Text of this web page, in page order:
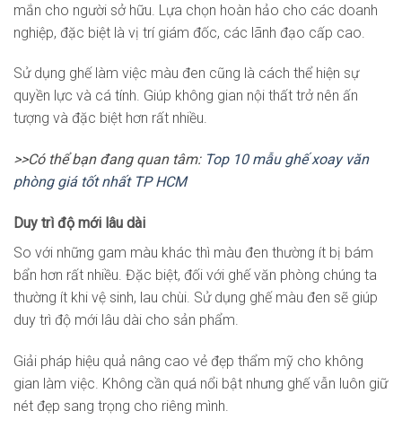
mắn cho người sở hữu. Lựa chọn hoàn hảo cho các doanh
nghiệp, đặc biệt là vị trí giám đốc, các lãnh đạo cấp cao.
Sử dụng ghế làm việc màu đen cũng là cách thể hiện sự
quyền lực và cá tính. Giúp không gian nội thất trở nên ấn
tượng và đặc biệt hơn rất nhiều.
>>Có thể bạn đang quan tâm: Top 10 mẫu ghế xoay văn
phòng giá tốt nhất TP HCM
Duy trì độ mới lâu dài
So với những gam màu khác thì màu đen thường ít bị bám
bẩn hơn rất nhiều. Đặc biệt, đối với ghế văn phòng chúng ta
thường ít khi vệ sinh, lau chùi. Sử dụng ghế màu đen sẽ giúp
duy trì độ mới lâu dài cho sản phẩm.
Giải pháp hiệu quả nâng cao vẻ đẹp thẩm mỹ cho không
gian làm việc. Không cần quá nổi bật nhưng ghế vẫn luôn giữ
nét đẹp sang trọng cho riêng mình.